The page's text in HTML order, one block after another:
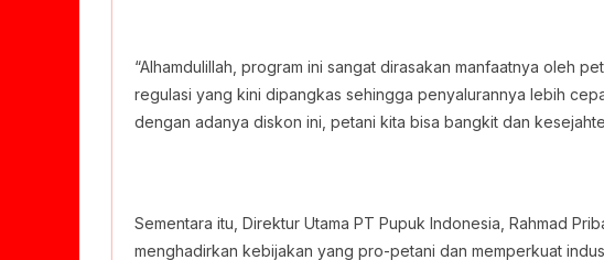
“Alhamdulillah, program ini sangat dirasakan manfaatnya oleh
regulasi yang kini dipangkas sehingga penyalurannya lebih
dengan adanya diskon ini, petani kita bisa bangkit dan
Sementara itu, Direktur Utama PT Pupuk Indonesia, Rahmad
menghadirkan kebijakan yang pro-petani dan memperkuat